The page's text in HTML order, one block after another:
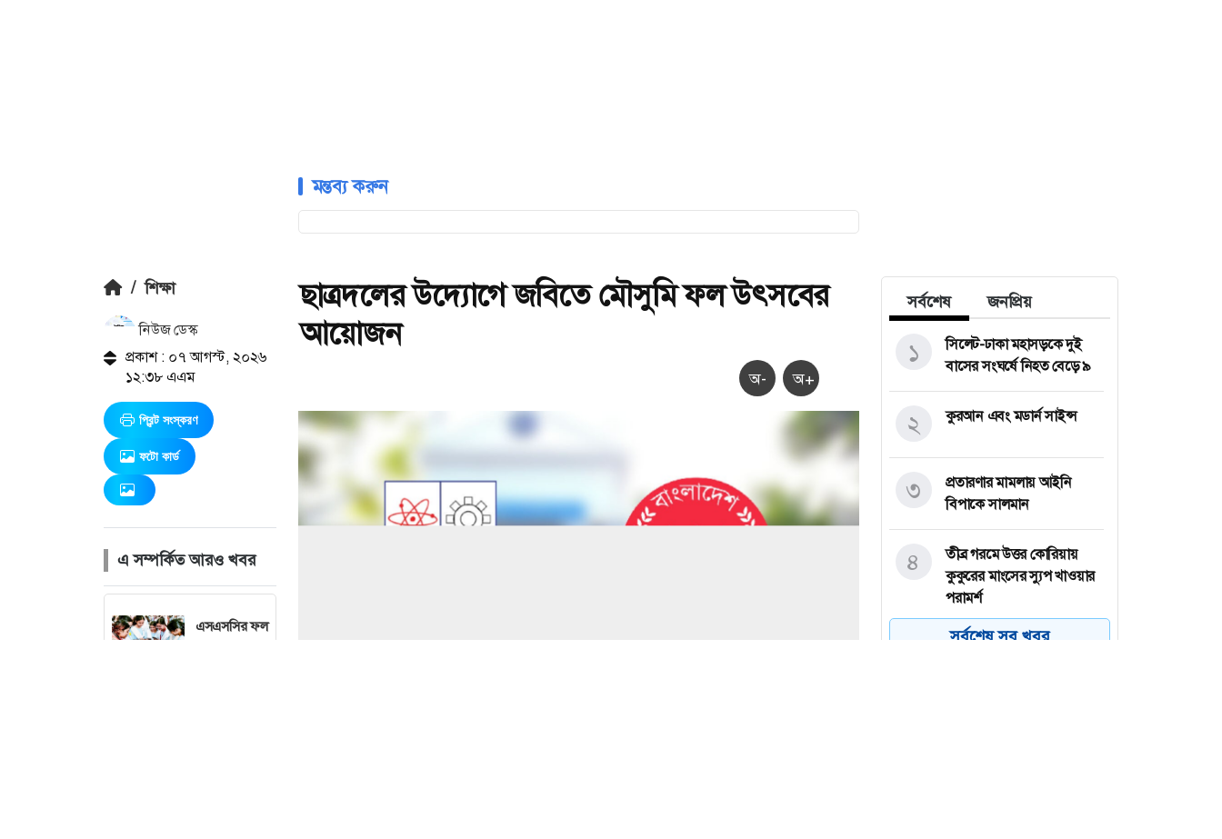
মন্তব্য করুন
/ শিক্ষা
নিউজ ডেস্ক
প্রকাশ : ০৭ আগস্ট, ২০২৬
১২:৩৮ এএম
প্রিন্ট সংস্করণ
ফটো কার্ড
এ সম্পর্কিত আরও খবর
এসএসসির ফল
ছাত্রদলের উদ্যোগে জবিতে মৌসুমি ফল উৎসবের
আয়োজন
অ- অ+
সর্বশেষ জনপ্রিয়
সিলেট-ঢাকা মহাসড়কে দুই
বাসের সংঘর্ষে নিহত বেড়ে ৯
১
কুরআন এবং মডার্ন সাইন্স
২
প্রতারণার মামলায় আইনি
বিপাকে সালমান
৩
তীব্র গরমে উত্তর কোরিয়ায়
কুকুরের মাংসের স্যুপ খাওয়ার
পরামর্শ
৪
সর্বশেষ সব খবর